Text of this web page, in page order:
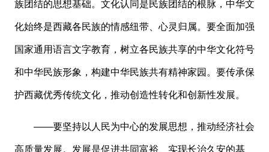
族团结的思想基础。文化认同是民族团结的根脉，中华文
化始终是西藏各民族的情感纽带、心灵归属。要全面加强
国家通用语言文字教育，树立各民族共享的中华文化符号
和中华民族形象，构建中华民族共有精神家园。要传承保
护西藏优秀传统文化，推动创造性转化和创新性发展。
——要坚持以人民为中心的发展思想，推动经济社会
高质量发展。发展是促进共同富裕、实现长治久安的基